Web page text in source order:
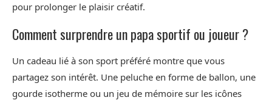
pour prolonger le plaisir créatif.
Comment surprendre un papa sportif ou joueur ?
Un cadeau lié à son sport préféré montre que vous
partagez son intérêt. Une peluche en forme de ballon, une
gourde isotherme ou un jeu de mémoire sur les icônes